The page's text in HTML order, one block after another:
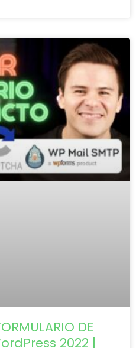
DE
2022 |